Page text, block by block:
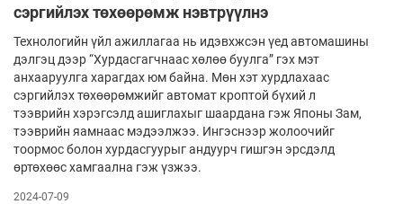
сэргийлэх төхөөрөмж нэвтрүүлнэ
Технологийн үйл ажиллагаа нь идэвхжсэн үед автомашины
дэлгэц дээр “Хурдасгагчнаас хөлөө буулга” гэх мэт
анхааруулга харагдах юм байна. Мөн хэт хурдлахаас
сэргийлэх төхөөрөмжийг автомат кроптой бүхий л
тээврийн хэрэгсэлд ашиглахыг шаардана гэж Японы Зам,
тээврийн яамнаас мэдээлжээ. Ингэснээр жолоочийг
тоормос болон хурдасгуурыг андуурч гишгэн эрсдэлд
өртөхөөс хамгаална гэж үзжээ.
2024-07-09